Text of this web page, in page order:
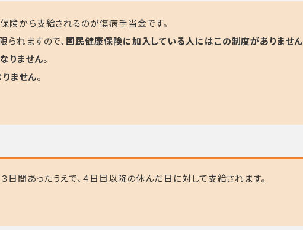
から支給されるのが傷病手当金です。
れますので、 国民健康保険に加入している人にはこの制度がありません
りません。
ません。
間あったうえで、４日目以降の休んだ日に対して支給されます。